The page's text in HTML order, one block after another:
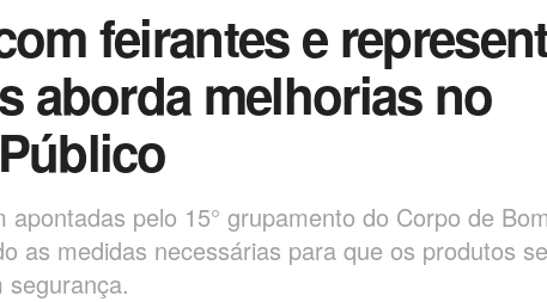
feirantes e
aborda melhorias no
apontadas pelo 15° grupamento do Corpo de
as medidas necessárias para que os produtos
segurança.